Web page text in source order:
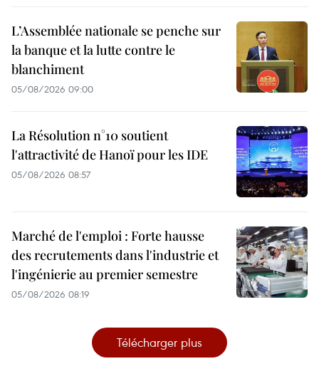
L’Assemblée nationale se penche sur
la banque et la lutte contre le
blanchiment
05/08/2026 09:00
La Résolution n°10 soutient
l'attractivité de Hanoï pour les IDE
05/08/2026 08:57
Marché de l'emploi : Forte hausse
des recrutements dans l'industrie et
l'ingénierie au premier semestre
05/08/2026 08:19
Télécharger plus